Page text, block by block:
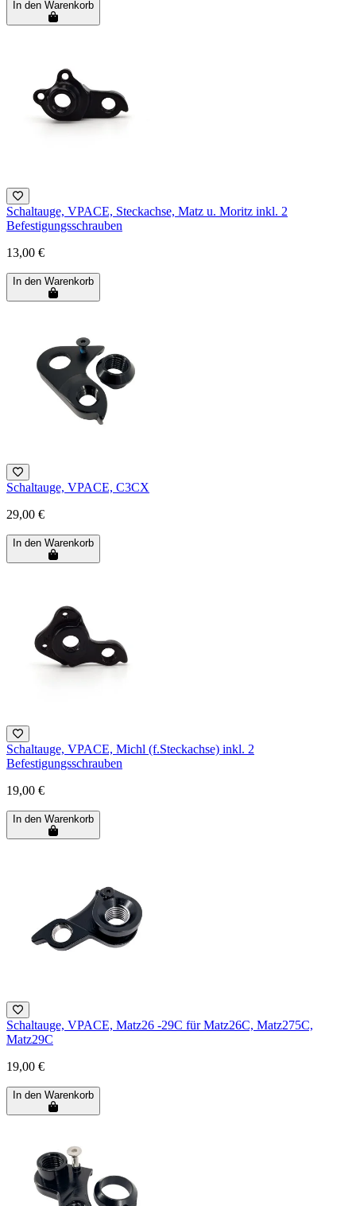
In den Warenkorb
Schaltauge, VPACE, Steckachse, Matz u. Moritz inkl. 2
Befestigungsschrauben
13,00 €
In den Warenkorb
Schaltauge, VPACE, C3CX
29,00 €
In den Warenkorb
Schaltauge, VPACE, Michl (f.Steckachse) inkl. 2
Befestigungsschrauben
19,00 €
In den Warenkorb
Schaltauge, VPACE, Matz26 -29C für Matz26C, Matz275C,
Matz29C
19,00 €
In den Warenkorb